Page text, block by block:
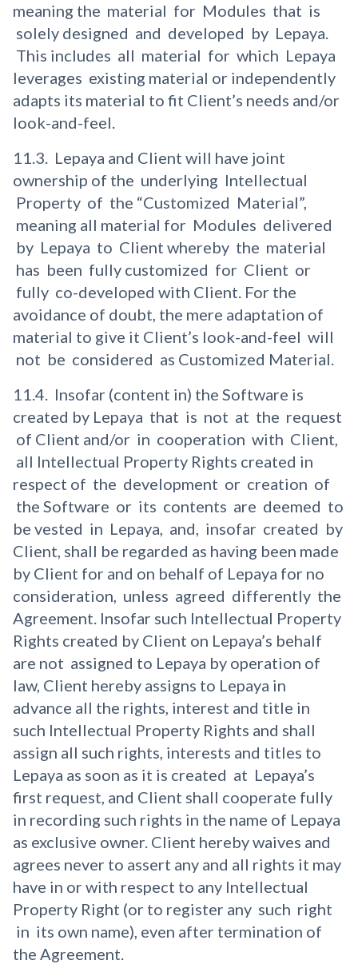
meaning the material for Modules that is
solely designed and developed by Lepaya.
This includes all material for which Lepaya
leverages existing material or independently
adapts its material to fit Client’s needs and/or
look-and-feel.
11.3. Lepaya and Client will have joint
ownership of the underlying Intellectual
Property of the “Customized Material”,
meaning all material for Modules delivered
by Lepaya to Client whereby the material
has been fully customized for Client or
fully co-developed with Client. For the
avoidance of doubt, the mere adaptation of
material to give it Client’s look-and-feel will
not be considered as Customized Material.
11.4. Insofar (content in) the Software is
created by Lepaya that is not at the request
of Client and/or in cooperation with Client,
all Intellectual Property Rights created in
respect of the development or creation of
the Software or its contents are deemed to
be vested in Lepaya, and, insofar created by
Client, shall be regarded as having been made
by Client for and on behalf of Lepaya for no
consideration, unless agreed differently the
Agreement. Insofar such Intellectual Property
Rights created by Client on Lepaya’s behalf
are not assigned to Lepaya by operation of
law, Client hereby assigns to Lepaya in
advance all the rights, interest and title in
such Intellectual Property Rights and shall
assign all such rights, interests and titles to
Lepaya as soon as it is created at Lepaya’s
first request, and Client shall cooperate fully
in recording such rights in the name of Lepaya
as exclusive owner. Client hereby waives and
agrees never to assert any and all rights it may
have in or with respect to any Intellectual
Property Right (or to register any such right
in its own name), even after termination of
the Agreement.